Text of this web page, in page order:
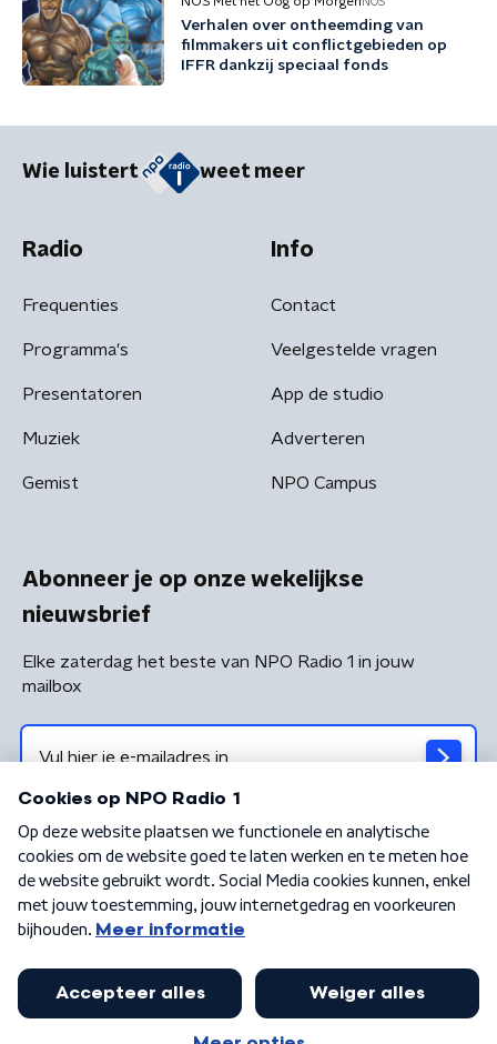
Verhalen over ontheemding van
filmmakers uit conflictgebieden op
IFFR dankzij speciaal fonds
Wie luistert weet meer
Radio
Frequenties
Programma's
Presentatoren
Muziek
Gemist
Info
Contact
Veelgestelde vragen
App de studio
Adverteren
NPO Campus
Abonneer je op onze wekelijkse
nieuwsbrief
Elke zaterdag het beste van NPO Radio 1 in jouw
mailbox
Algemene voorwaarden